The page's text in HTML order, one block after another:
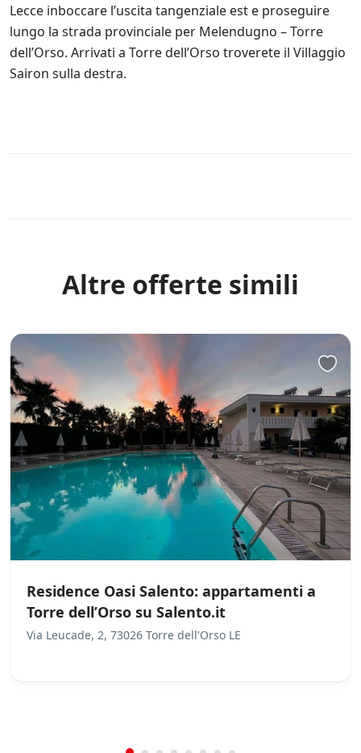
Lecce inboccare l’uscita tangenziale est e proseguire
lungo la strada provinciale per Melendugno – Torre
dell’Orso. Arrivati a Torre dell’Orso troverete il Villaggio
Sairon sulla destra.
Altre offerte simili
Residence Oasi Salento: appartamenti a
Torre dell’Orso su Salento.it
Via Leucade, 2, 73026 Torre dell'Orso LE